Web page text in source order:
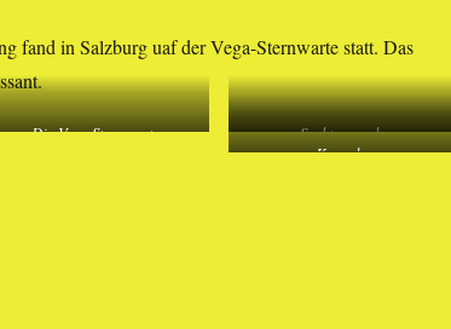
fand in Salzburg uaf der Vega-Sternwarte statt. Das
Die Vega-Sternwarte
Spektrograph
Kuppeln